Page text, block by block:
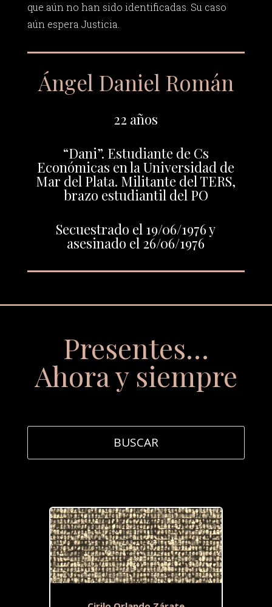
que aún no han sido identificadas. Su caso
aún espera Justicia.
Ángel Daniel Román
22 años
“Dani”. Estudiante de Cs
Económicas en la Universidad de
Mar del Plata. Militante del TERS,
brazo estudiantil del PO
Secuestrado el 19/06/1976 y
asesinado el 26/06/1976
Presentes…
Ahora y siempre